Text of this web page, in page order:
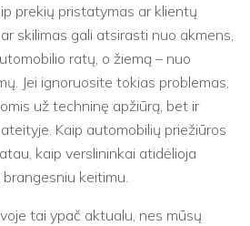
prekių pristatymas ar klientų
skilimas gali atsirasti nuo akmens,
ratų, o žiemą – nuo
Jei ignoruosite tokias problemas,
už techninę apžiūrą, bet ir
Kaip automobilių priežiūros
kaip verslininkai atidėlioja
keitimu.
tai ypač aktualu, nes mūsų